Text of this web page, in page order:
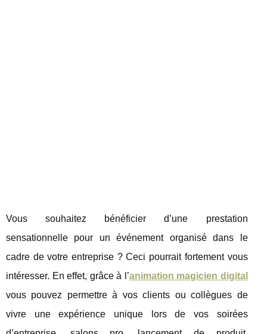
Vous souhaitez bénéficier d’une prestation
sensationnelle pour un événement organisé dans le
cadre de votre entreprise ? Ceci pourrait fortement vous
intéresser. En effet, grâce à l’animation magicien digital
vous pouvez permettre à vos clients ou collègues de
vivre une expérience unique lors de vos soirées